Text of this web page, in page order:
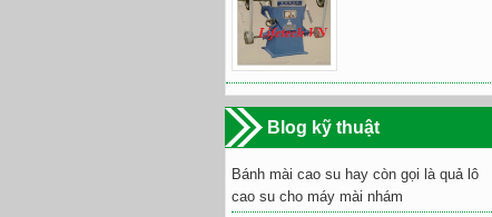
Blog kỹ thuật
Bánh mài cao su hay còn gọi là quả lô
cao su cho máy mài nhám